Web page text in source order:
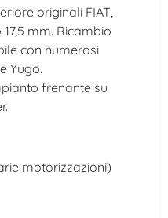
originali FIAT,
mm. Ricambio
con numerosi
Yugo.
frenante su
motorizzazioni)